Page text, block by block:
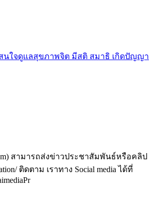
สนใจดูแลสุขภาพจิต มีสติ สมาธิ เกิดปัญญา
สามารถส่งข่าวประชาสัมพันธ์หรือคลิป
ติดตาม เราทาง Social media ได้ที่